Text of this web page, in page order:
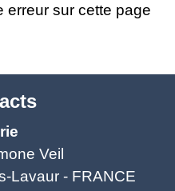
erreur sur cette page
Veil
Lavaur - FRANCE